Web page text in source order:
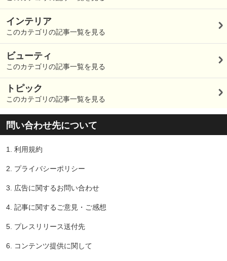
インテリア
このカテゴリの記事一覧を見る
ビューティ
このカテゴリの記事一覧を見る
トピック
このカテゴリの記事一覧を見る
問い合わせ先について
1. 利用規約
2. プライバシーポリシー
3. 広告に関するお問い合わせ
4. 記事に関するご意見・ご感想
5. プレスリリース送付先
6. コンテンツ提供に関して